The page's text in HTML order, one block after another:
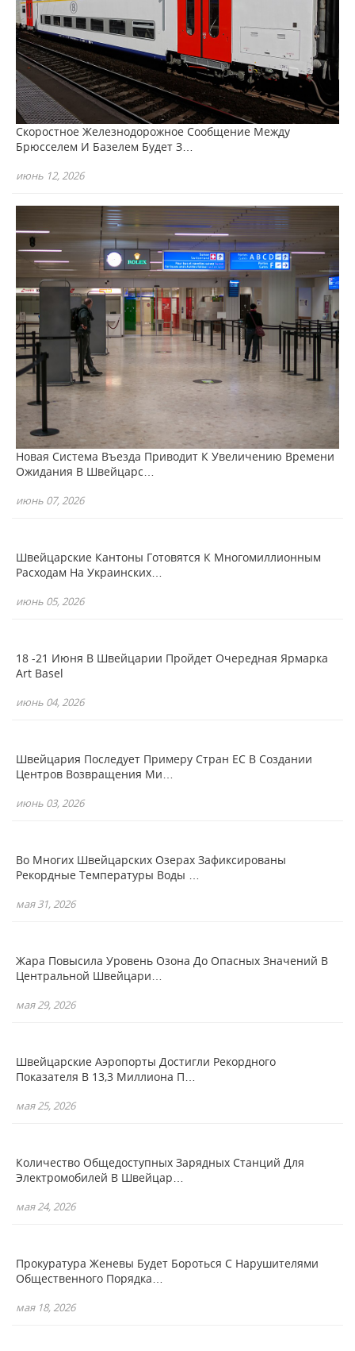
Скоростное Железнодорожное Сообщение Между
Брюсселем И Базелем Будет З…
июнь 12, 2026
Новая Система Въезда Приводит К Увеличению Времени
Ожидания В Швейцарс…
июнь 07, 2026
Швейцарские Кантоны Готовятся К Многомиллионным
Расходам На Украинских…
июнь 05, 2026
18 -21 Июня В Швейцарии Пройдет Очередная Ярмарка
Art Basel
июнь 04, 2026
Швейцария Последует Примеру Стран ЕС В Создании
Центров Возвращения Ми…
июнь 03, 2026
Во Многих Швейцарских Озерах Зафиксированы
Рекордные Температуры Воды …
мая 31, 2026
Жара Повысила Уровень Озона До Опасных Значений В
Центральной Швейцари…
мая 29, 2026
Швейцарские Аэропорты Достигли Рекордного
Показателя В 13,3 Миллиона П…
мая 25, 2026
Количество Общедоступных Зарядных Станций Для
Электромобилей В Швейцар…
мая 24, 2026
Прокуратура Женевы Будет Бороться С Нарушителями
Общественного Порядка…
мая 18, 2026